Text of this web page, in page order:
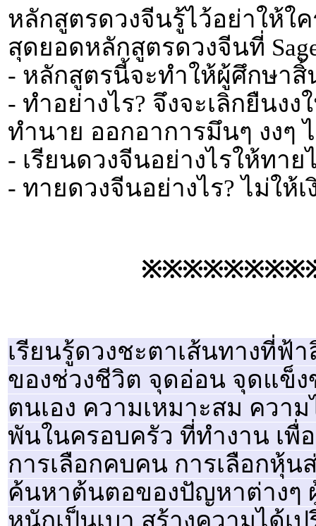
หลักสูตรดวงจีนรู้ไว้อย่าให้ใ
สุดยอดหลักสูตรดวงจีนที่
- หลักสูตรนี้จะทำให้ผู้ศึกษา
- ทำอย่างไร? จึงจะเลิกยืนง
ทำนาย ออกอาการมึนๆ งงๆ
- เรียนดวงจีนอย่างไรให้ทาย
- ทายดวงจีนอย่างไร? ไม่ให้เ
เรียนรู้ดวงชะตาเส้นทางที่ฟ้
ของช่วงชีวิต จุดอ่อน จุดแข็
ตนเอง ความเหมาะสม ควา
พันในครอบครัว ที่ทำงาน เพื่
การเลือกคบคน การเลือกหุ้
ค้นหาต้นตอของปัญหาต่างๆ